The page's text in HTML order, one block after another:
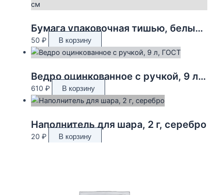
Бумага упаковочная тишью, белый, 50 см х 66 см
50 ₽ В корзину
Ведро оцинкованное с ручкой, 9 л, ГОСТ
610 ₽ В корзину
Наполнитель для шара, 2 г, серебро
20 ₽ В корзину